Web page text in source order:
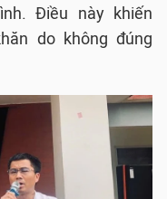
Điều này khiến
do không đúng